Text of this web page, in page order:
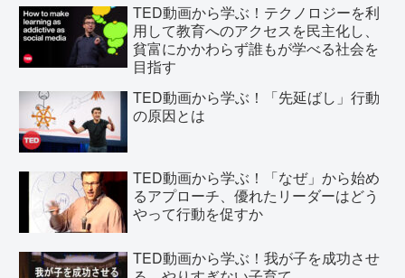
TED動画から学ぶ！テクノロジーを利
用して教育へのアクセスを民主化し、
貧富にかかわらず誰もが学べる社会を
目指す
TED動画から学ぶ！「先延ばし」行動
の原因とは
TED動画から学ぶ！「なぜ」から始め
るアプローチ、優れたリーダーはどう
やって行動を促すか
TED動画から学ぶ！我が子を成功させ